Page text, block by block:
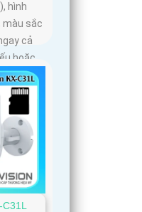
hình
màu sắc
cả
hoặc
sáng